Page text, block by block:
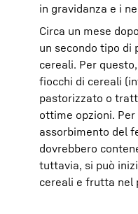
in gravidanza e i
Circa un mese
un secondo tipo di
cereali. Per
fiocchi di cereali
pastorizzato o
ottime opzioni.
assorbimento del
dovrebbero
tuttavia, si può
cereali e frutta nel